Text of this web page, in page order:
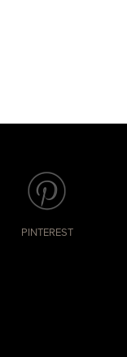
PINTEREST